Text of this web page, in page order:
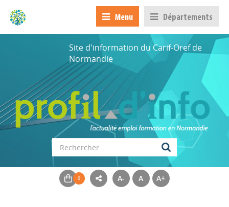
Menu Départements
Site d'information du Carif-Oref de
Normandie
A- A A+